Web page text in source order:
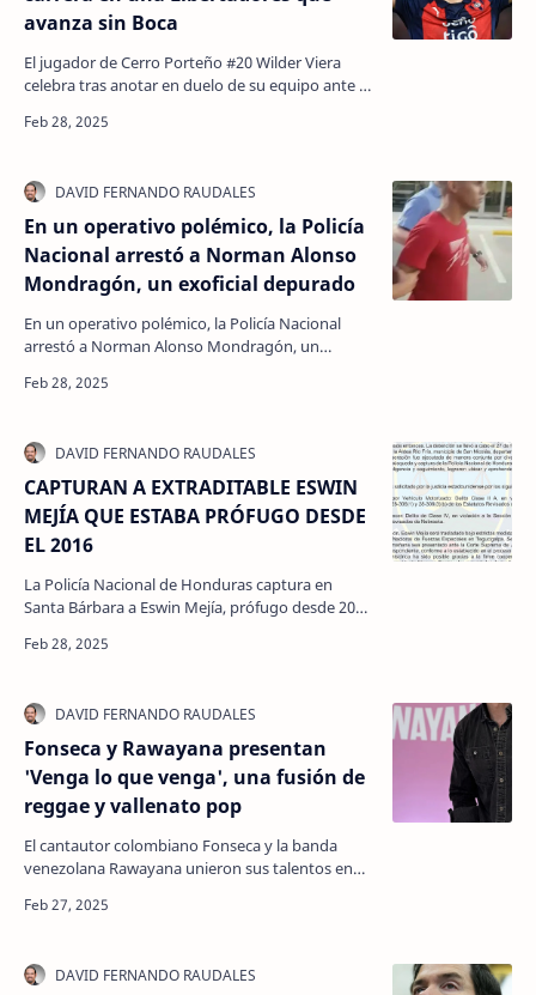
avanza sin Boca
El jugador de Cerro Porteño #20 Wilder Viera
celebra tras anotar en duelo de su equipo ante el
febrero de …
En un operativo polémico, la Policía
Nacional arrestó a Norman Alonso
Mondragón, un exoficial depurado
En un operativo polémico, la Policía Nacional
arrestó a Norman Alonso Mondragón, un
que él denunciara …
CAPTURAN A EXTRADITABLE ESWIN
MEJÍA QUE ESTABA PRÓFUGO DESDE
EL 2016
La Policía Nacional de Honduras captura en
Santa Bárbara a Eswin Mejía, prófugo desde 2016
ciudadana es…
Fonseca y Rawayana presentan
'Venga lo que venga', una fusión de
reggae y vallenato pop
El cantautor colombiano Fonseca y la banda
venezolana Rawayana unieron sus talentos en
encue…